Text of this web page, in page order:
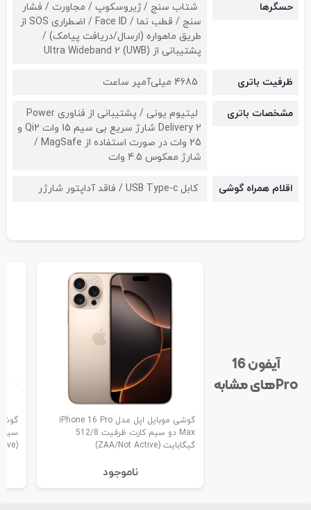
حسگرها
شتاب سنج / ژیروسکوپ / مجاورت / فشار
سنج / قطب نما / Face ID / اضطراری SOS از
طریق ماهواره (ارسال/دریافت پیامک) /
پشتیبانی از Ultra Wideband 2 (UWB)
ظرفیت باتری 4685 میلی‌آمپر ساعت
مشخصات باتری
لیتیوم‌ یونی / پشتیبانی از فناوری Power
Delivery 2 شارژ سریع بی سیم 15 وات Qi2 و
25 وات در صورت استفاده از MagSafe /
شارژ معکوس 4.5 وات
اقلام همراه گوشی کابل USB Type-c / فاقد آداپتور شارژر
آیفون 16
Pro‌های مشابه
گوشی موبایل اپل مدل iPhone 16 Pro
Max دو سیم کارت ظرفیت 512/8
گیگابایت (ZAA/Not Active)
نا‌موجود
(ZAA/Not Active)